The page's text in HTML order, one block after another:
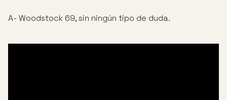
A- Woodstock 69, sin ningún tipo de duda.